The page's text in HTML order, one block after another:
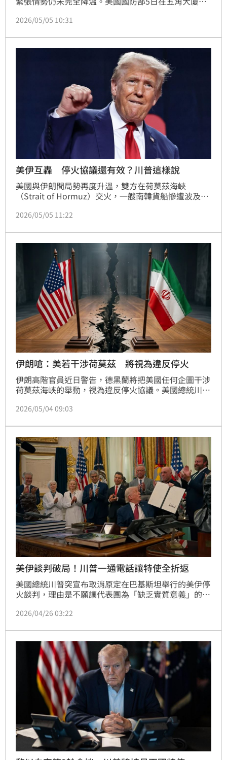
業航運發動超過10次挑釁行動。
2026/05/05 10:31
美伊互轟 停火協議還有效？川普這樣說
美國與伊朗間局勢再度升溫，雙方在荷莫茲海峽
（Strait of Hormuz）交火，一艘南韓貨船慘遭波及。
明確答案，僅賣關子說「我不能告訴你」。
2026/05/05 11:22
伊朗嗆：美若干涉荷莫茲 將視為違反停火
伊朗高階官員近日警告，德黑蘭將把美國任何企圖干涉
荷莫茲海峽的舉動，視為違反停火協議。美國總統川普
與物資即將耗盡的千艘商船脫困，並強調任何干擾行動
格攀升並加劇通膨。目前美、英、法正協調外交行動試
圖重啟通行，此舉使美伊局勢再度陷入高度緊張狀態。
2026/05/04 09:03
美伊談判破局！川普一通電話讓特使全折返
美國總統川普突宣布取消原定在巴基斯坦舉行的美伊停
火談判，理由是不願讓代表團為「缺乏實質意義」的會
朗展現足夠誠意，美方代表團不會再為空洞議程奔波。
止行程，即便伊朗外長阿拉格齊已結束會商。白宮證實
此強硬立場，讓多國斡旋的和平努力陷入僵局，美伊外
交進程暫時停滯，兩國戰爭終結之路再度蒙上陰影。
2026/04/26 03:22